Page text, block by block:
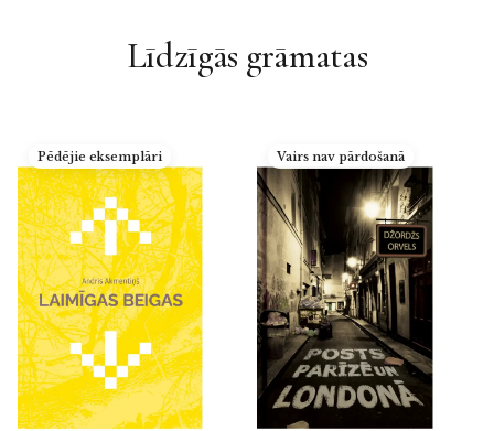
Līdzīgās grāmatas
Pēdējie eksemplāri Vairs nav pārdošanā